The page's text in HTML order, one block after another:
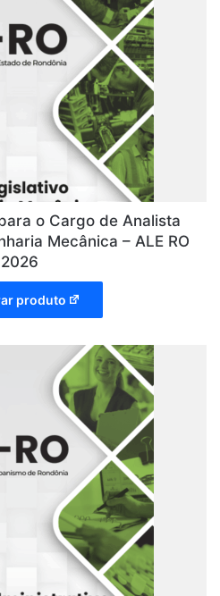
o Cargo de Analista
Mecânica – ALE RO
2026
produto